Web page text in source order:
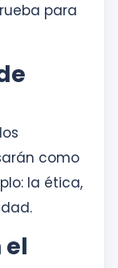
para
como
la ética,
el